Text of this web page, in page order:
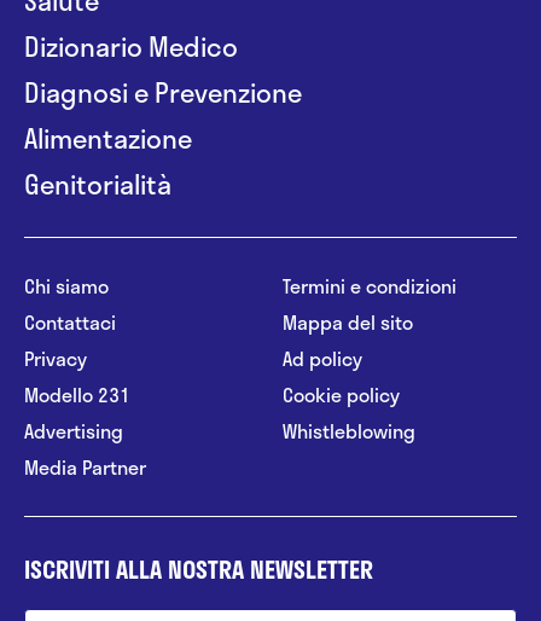
Dizionario Medico
Diagnosi e Prevenzione
Alimentazione
Genitorialità
Chi siamo
Contattaci
Privacy
Modello 231
Advertising
Media Partner
Termini e condizioni
Mappa del sito
Ad policy
Cookie policy
Whistleblowing
ISCRIVITI ALLA NOSTRA NEWSLETTER